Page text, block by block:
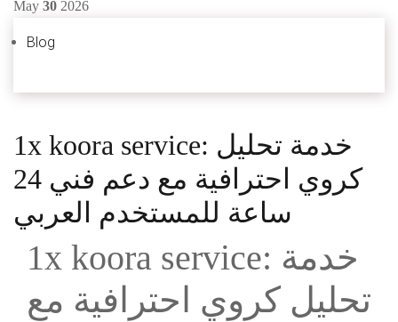
May 30 2026
Blog
1x koora service: خدمة تحليل
كروي احترافية مع دعم فني 24
ساعة للمستخدم العربي
1x koora service: خدمة
تحليل كروي احترافية مع